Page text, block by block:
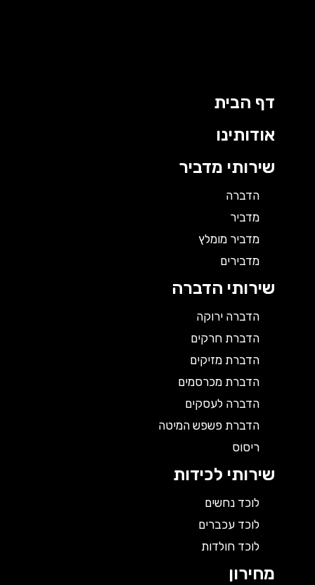
דף הבית
אודותינו
שירותי מדביר
הדברה
מדביר
מדביר מומלץ
מדבירים
שירותי הדברה
הדברה ירוקה
הדברת חרקים
הדברת מזיקים
הדברת מכרסמים
הדברה לעסקים
הדברת פשפש המיטה
ריסוס
שירותי לכידות
לוכד נחשים
לוכד עכברים
לוכד חולדות
מחירון